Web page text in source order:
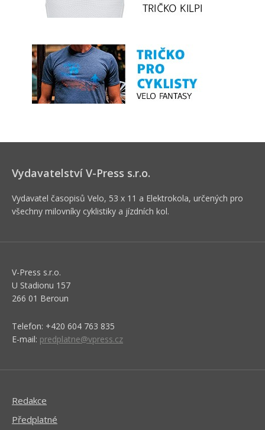
Vydavatelství V-Press s.r.o.
Vydavatel časopisů Velo, 53 x 11 a Elektrokola, určených pro
všechny milovníky cyklistiky a jízdních kol.
V-Press s.r.o.
U Stadionu 157
266 01 Beroun
Telefon: +420 604 763 835
E-mail: predplatne@vpress.cz
Redakce
Předplatné